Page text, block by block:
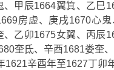
、甲辰1664翼箕、乙巳
房虚、庚戌1670心
、乙卯1675女翼、丙辰
奎氐、辛酉1681娄奎
1621辛酉年至1627丁卯